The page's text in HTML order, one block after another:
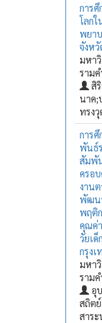
การศึ
โลก
พยา
จังห
มหา
ราม
สิริ
นาค;
ทรง
การ
พันธ์
สัมพั
ครอบ
งาน
พัฒน
พฤติ
คุณค่
วัยเด็
กรุง
มหา
ราม
อุ
สถิต
สาร